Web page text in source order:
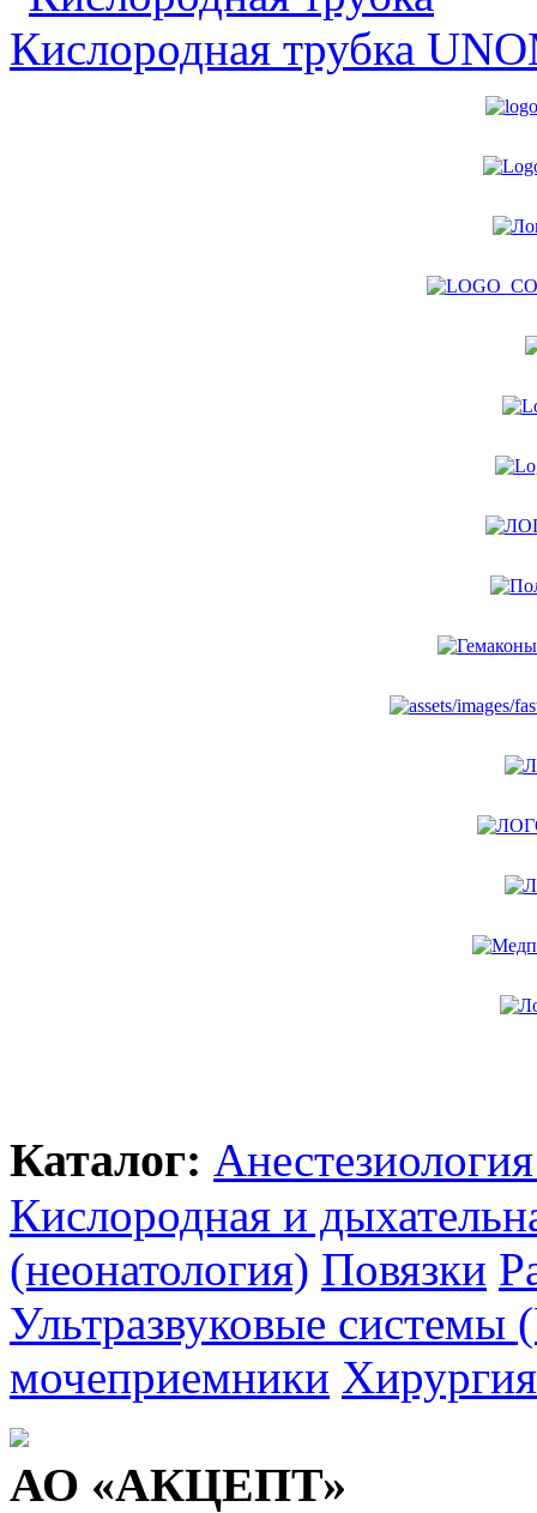
Кислородная трубка
Каталог:
Кислородная и
(неонатология) Повязки
Ультразвуковые
мочеприемники Хирургия
АО «АКЦЕПТ»